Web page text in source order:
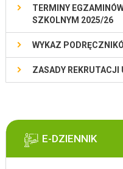
TERMINY
SZKOLNYM 2025/26
WYKAZ
ZASADY REKRUTACJI
E-DZIENNIK